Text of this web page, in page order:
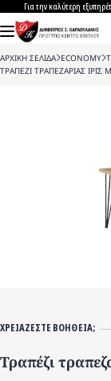
to
content
Για την καλύτερη
ΑΡΧΙΚΗ ΣΕΛΙΔΑ>ECONOMY>
ΤΡΑΠΕΖΙ ΤΡΑΠΕΖΑΡΙΑΣ ΙΡΙΣ
ΧΡΕΙΑΖΕΣΤΕ ΒΟΗΘΕΙΑ;
Τραπέζι